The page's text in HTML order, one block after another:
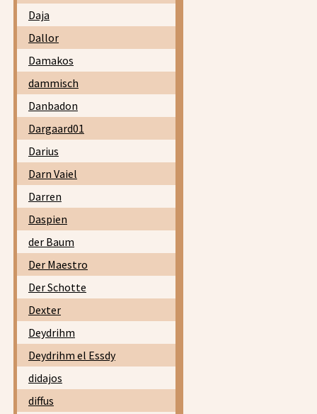
Daja
Dallor
Damakos
dammisch
Danbadon
Dargaard01
Darius
Darn Vaiel
Darren
Daspien
der Baum
Der Maestro
Der Schotte
Dexter
Deydrihm
Deydrihm el Essdy
didajos
diffus